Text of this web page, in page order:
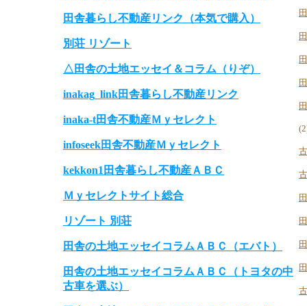
田舎暮らし不動産リンク（本気で購入）
別荘 リゾート
△田舎の土地エッセイ＆コラム（りぞ）
inakag_link田舎暮らし不動産リンク
inaka-t田舎不動産Ｍｙセレクト
infoseek田舎不動産Ｍｙセレクト
kekkon1田舎暮らし不動産ＡＢＣ
Ｍｙセレクトサイト総合
リゾート 別荘
田舎の土地エッセイコラムＡＢＣ（エバト）
田舎の土地エッセイコラムＡＢＣ（トヨタの中
古車を選ぶ）